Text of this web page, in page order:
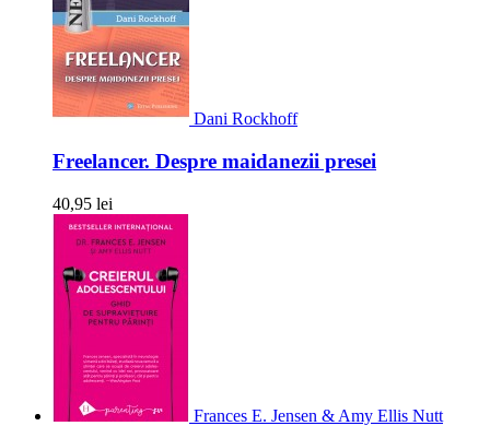
Dani Rockhoff
Freelancer. Despre maidanezii presei
40,95 lei
Frances E. Jensen & Amy Ellis Nutt